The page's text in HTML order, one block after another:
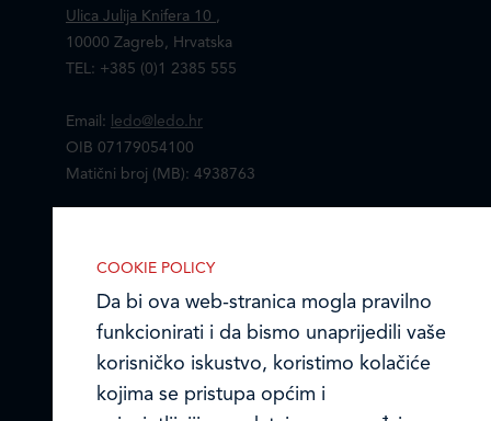
Ulica Julija Knifera 10 ,
10000 Zagreb, Hrvatska
TEL: +385 (0)1 2385 555
Email:
ledo@ledo.hr
OIB 07179054100
Matični broj (MB): 4938763
Ledo u inozemstvu
Online formular
COOKIE POLICY
Da bi ova web-stranica mogla pravilno
funkcionirati i da bismo unaprijedili vaše
korisničko iskustvo, koristimo kolačiće
kojima se pristupa općim i